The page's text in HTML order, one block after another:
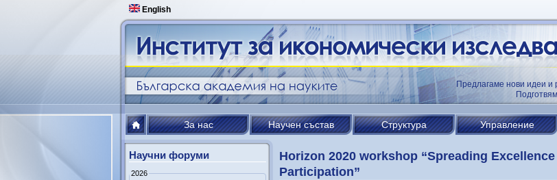
English
Предлагаме нови идеи
За нас Научен състав Структура Управление
Научни форуми
2026
Horizon 2020 workshop “Spreading
Participation”